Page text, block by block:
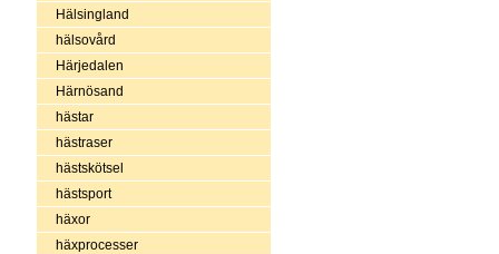
Hälsingland
hälsovård
Härjedalen
Härnösand
hästar
hästraser
hästskötsel
hästsport
häxor
häxprocesser